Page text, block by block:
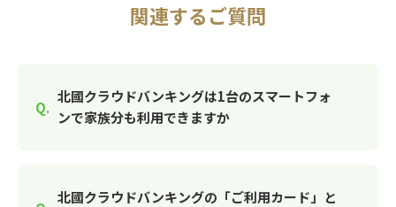
関連するご質問
北國クラウドバンキングは1台のスマートフォ
ンで家族分も利用できますか
北國クラウドバンキングの「ご利用カード」と